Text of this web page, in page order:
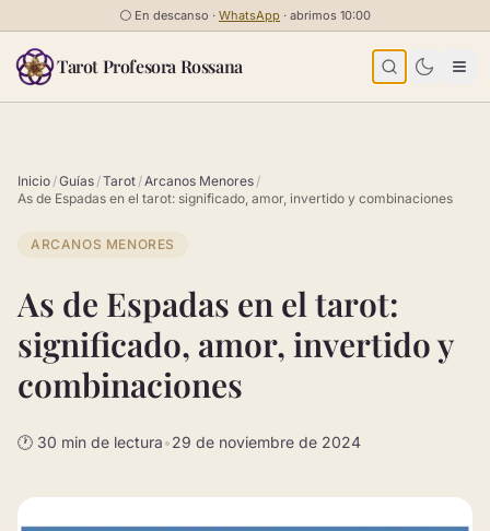
Saltar al contenido
⚪ En descanso · WhatsApp · abrimos 10:00
Tarot Profesora Rossana
Inicio /Guías /Tarot /Arcanos Menores /
As de Espadas en el tarot: significado, amor, invertido y combinaciones
ARCANOS MENORES
As de Espadas en el tarot:
significado, amor, invertido y
combinaciones
🕐 30 min de lectura•29 de noviembre de 2024